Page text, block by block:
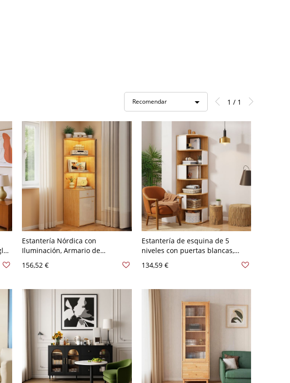
Recomendar 1 / 1
Estantería Nórdica con
Iluminación, Armario de
Almacenamiento de Madera con
Estantes y Cajón para Sala
156,52 €
Estantería de esquina de 5
niveles con puertas blancas,
organizador de almacenamiento
y exhibición ahorrador de
134,59 €